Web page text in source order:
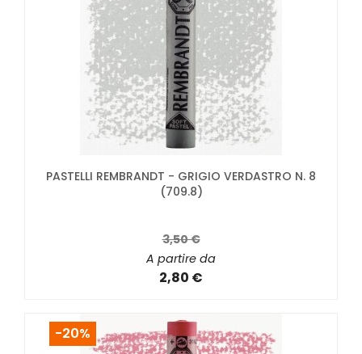
PASTELLI REMBRANDT - GRIGIO VERDASTRO N. 8
(709.8)
3,50 €
A partire da
2,80 €
-20%